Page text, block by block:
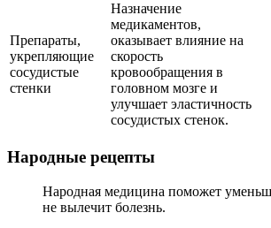
Препараты,
укрепляющие
сосудистые
стенки
Назначение
медикаментов,
оказывает влияние на
скорость
кровообращения в
головном мозге и
улучшает эластичность
сосудистых стенок.
Народные рецепты
Народная медицина поможет
не вылечит болезнь.